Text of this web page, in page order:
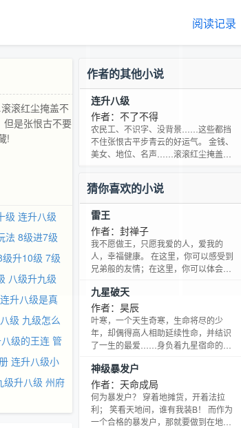
阅读记录
滚红尘掩盖不
但是张恨古不要
!
级 连升八级
法 8级进7级
级升10级 7级
八级升九级
连升八级是真
级 九级怎么
级的王连 管
连升八级小
级升八级 州府
作者的其他小说
连升八级
作者：不了不得
农民工、不识字、没背景……这些都挡
不住张恨古平步青云的好运气。 金钱、
美女、地位、名声……滚滚红尘掩盖不
生。 虽然身边美女如云，但是张恨古不
要双飞，不搞三屁，他最大的愿望依然
是折腾那个叫做默默的老婆…… 各位好
友猛击鼠标,求鲜花!求收藏!
猜你喜欢的小说
雷王
作者：封禅子
我不愿做王，只愿我爱的人，爱我的
人，幸福健康。 在这里，你可以感受到
兄弟般的友情；在这里，你可以体会到
我们一起见证，一段传奇。 已有百万作
品《无赖公爵》，从无断更记录，人品
有保障。 喜欢本书的请收藏一下，感激
不尽 新浪微博“封禅子”求关注，聊天打
屁什么的，热烈欢迎。
九星破天
作者：昊辰
叶寒，一个天生奇寒，生命将尽的少
年，却偶得高人相助延续性命，并结识
了一生的最爱……身负着九星宿命的
界生存？是宿命羁绊，还是踏破命运，
逆天而行？一切尽在此书中……
神级暴发户
作者：天命成局
何为暴发户？ 穿着地摊货，开着法拉
利； 笑看天地间，谁有我装B！ 而作为
一个合格的暴发户，那就要做到在地球